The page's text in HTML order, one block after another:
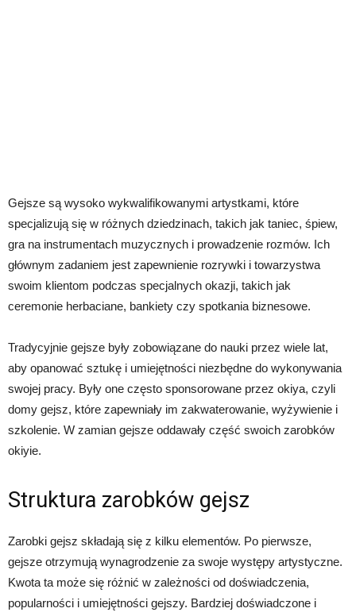
Gejsze są wysoko wykwalifikowanymi artystkami, które
specjalizują się w różnych dziedzinach, takich jak taniec, śpiew,
gra na instrumentach muzycznych i prowadzenie rozmów. Ich
głównym zadaniem jest zapewnienie rozrywki i towarzystwa
swoim klientom podczas specjalnych okazji, takich jak
ceremonie herbaciane, bankiety czy spotkania biznesowe.
Tradycyjnie gejsze były zobowiązane do nauki przez wiele lat,
aby opanować sztukę i umiejętności niezbędne do wykonywania
swojej pracy. Były one często sponsorowane przez okiya, czyli
domy gejsz, które zapewniały im zakwaterowanie, wyżywienie i
szkolenie. W zamian gejsze oddawały część swoich zarobków
okiyie.
Struktura zarobków gejsz
Zarobki gejsz składają się z kilku elementów. Po pierwsze,
gejsze otrzymują wynagrodzenie za swoje występy artystyczne.
Kwota ta może się różnić w zależności od doświadczenia,
popularności i umiejętności gejszy. Bardziej doświadczone i